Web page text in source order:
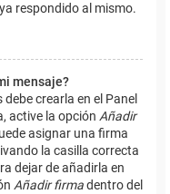
respondido al mismo.
mensaje?
crearla en el Panel
active la opción Añadir
asignar una firma
la casilla correcta
dejar de añadirla en
Añadir firmadentro del